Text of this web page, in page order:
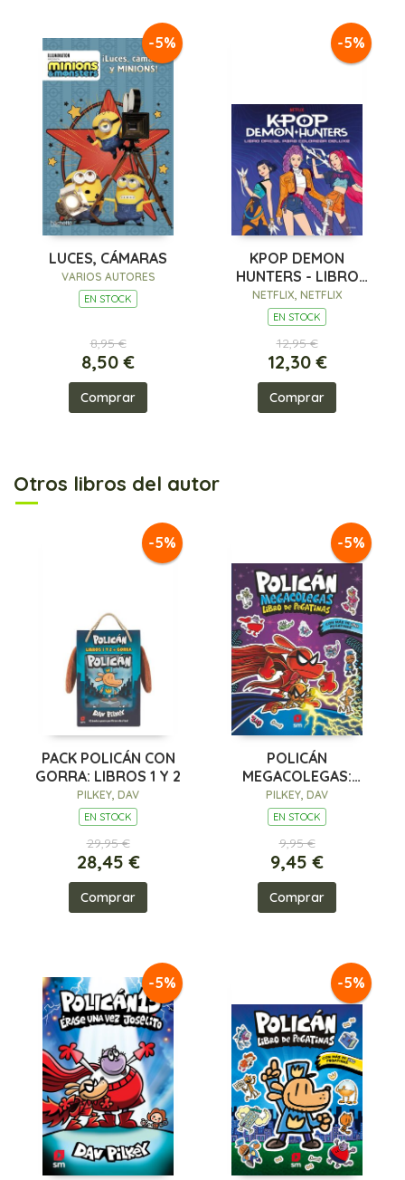
-5%
LUCES, CÁMARAS
VARIOS AUTORES
EN STOCK
8,95 €
8,50 €
Comprar
-5%
KPOP DEMON
HUNTERS - LIBRO
OFICIAL PARA
COLOREAR DELUXE
NETFLIX, NETFLIX
EN STOCK
12,95 €
12,30 €
Comprar
Otros libros del autor
-5%
PACK POLICÁN CON
GORRA: LIBROS 1 Y 2
PILKEY, DAV
EN STOCK
29,95 €
28,45 €
Comprar
-5%
POLICÁN
MEGACOLEGAS:
LIBRO DE PEGATINAS
PILKEY, DAV
EN STOCK
9,95 €
9,45 €
Comprar
-5% -5%